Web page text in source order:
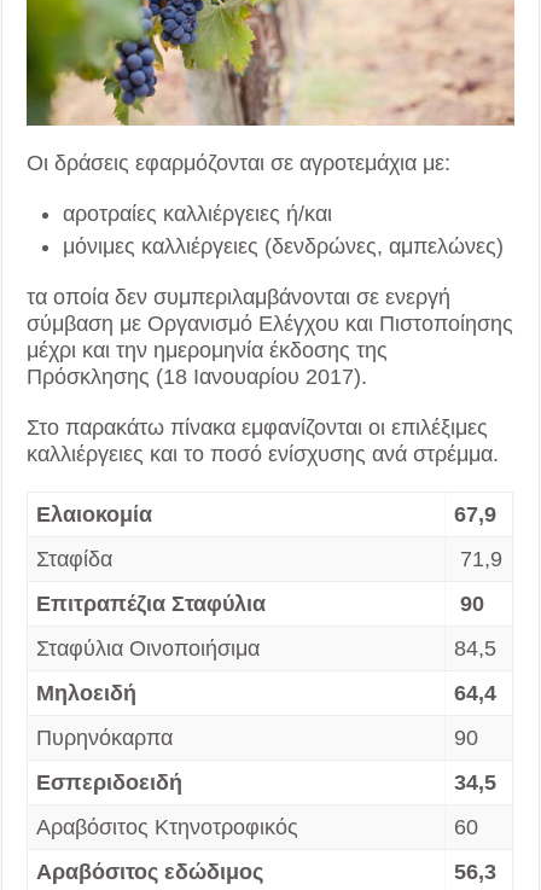
Οι δράσεις εφαρμόζονται σε αγροτεμάχια με:
αροτραίες καλλιέργειες ή/και
μόνιμες καλλιέργειες (δενδρώνες, αμπελώνες)
τα οποία δεν συμπεριλαμβάνονται σε ενεργή
σύμβαση με Οργανισμό Ελέγχου και Πιστοποίησης
μέχρι και την ημερομηνία έκδοσης της
Πρόσκλησης (18 Ιανουαρίου 2017).
Στο παρακάτω πίνακα εμφανίζονται οι επιλέξιμες
καλλιέργειες και το ποσό ενίσχυσης ανά στρέμμα.
Ελαιοκομία
67,9
Σταφίδα
71,9
Επιτραπέζια Σταφύλια
90
Σταφύλια Οινοποιήσιμα
84,5
Μηλοειδή
64,4
Πυρηνόκαρπα
90
Εσπεριδοειδή
34,5
Αραβόσιτος Κτηνοτροφικός
60
Αραβόσιτος εδώδιμος
56,3